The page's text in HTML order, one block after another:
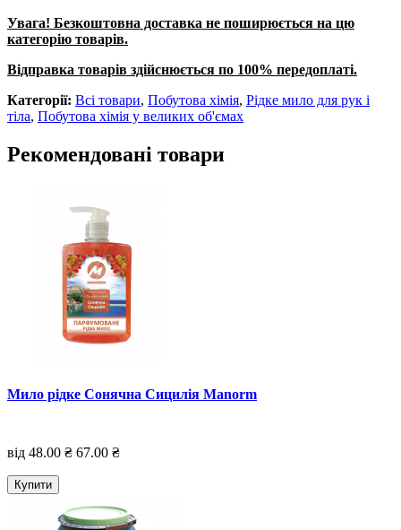
Увага! Безкоштовна доставка не поширюється на цю
категорію товарів.
Відправка товарів здійснюється по 100% передоплаті.
Категорії: Всі товари, Побутова хімія, Рідке мило для рук і
тіла, Побутова хімія у великих об'ємах
Рекомендовані товари
Мило рідке Сонячна Сицилія Manorm
від 48.00 ₴ 67.00 ₴
Купити